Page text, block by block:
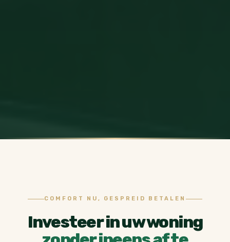
COMFORT NU, GESPREID BETALEN
Investeer in uw woning